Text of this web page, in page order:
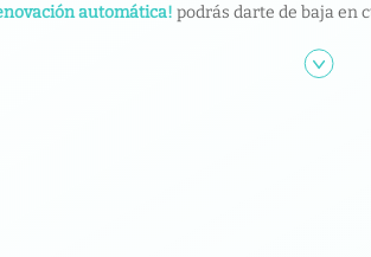
automática! podrás darte de baja en